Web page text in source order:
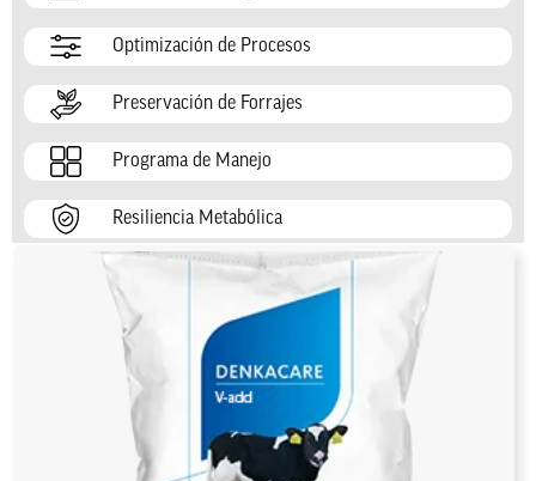
Optimización de Procesos
Preservación de Forrajes
Programa de Manejo
Resiliencia Metabólica